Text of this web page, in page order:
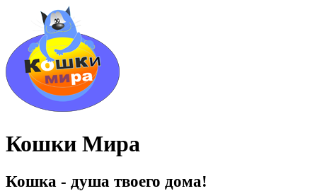
Кошки Мира
Кошка - душа твоего дома!